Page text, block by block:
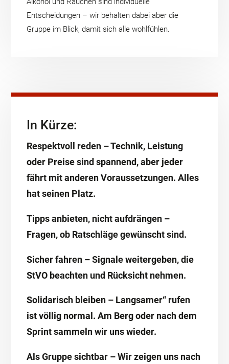
Entscheidungen – wir behalten dabei aber die
Gruppe im Blick, damit sich alle wohlfühlen.
In Kürze:
Respektvoll reden – Technik, Leistung
oder Preise sind spannend, aber jeder
fährt mit anderen Voraussetzungen. Alles
hat seinen Platz.
Tipps anbieten, nicht aufdrängen –
Fragen, ob Ratschläge gewünscht sind.
Sicher fahren – Signale weitergeben, die
StVO beachten und Rücksicht nehmen.
Solidarisch bleiben – Langsamer“ rufen
ist völlig normal. Am Berg oder nach dem
Sprint sammeln wir uns wieder.
Als Gruppe sichtbar – Wir zeigen uns nach